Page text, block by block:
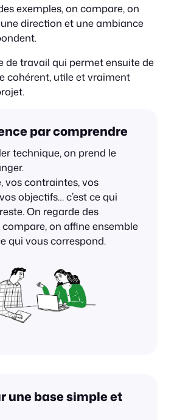
exemples, on compare, on
direction et une ambiance
de travail qui permet ensuite de
cohérent, utile et vraiment
par comprendre
technique, on prend le
vos contraintes, vos
objectifs… c’est ce qui
On regarde des
on affine ensemble
qui vous correspond.
une base simple et